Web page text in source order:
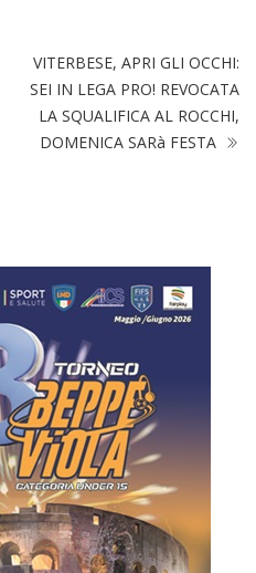
VITERBESE, APRI GLI OCCHI:
SEI IN LEGA PRO! REVOCATA
LA SQUALIFICA AL ROCCHI,
DOMENICA SARà FESTA